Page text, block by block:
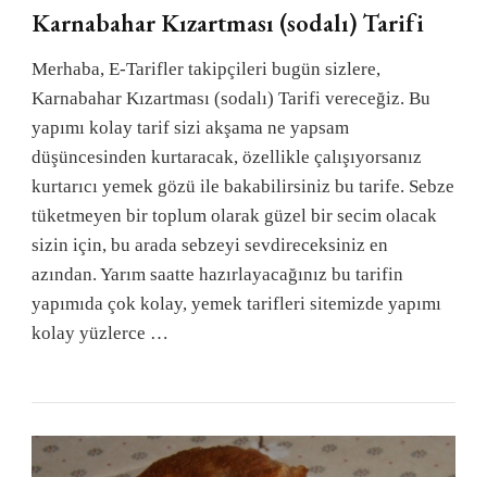
Karnabahar Kızartması (sodalı) Tarifi
Merhaba, E-Tarifler takipçileri bugün sizlere,
Karnabahar Kızartması (sodalı) Tarifi vereceğiz. Bu
yapımı kolay tarif sizi akşama ne yapsam
düşüncesinden kurtaracak, özellikle çalışıyorsanız
kurtarıcı yemek gözü ile bakabilirsiniz bu tarife. Sebze
tüketmeyen bir toplum olarak güzel bir secim olacak
sizin için, bu arada sebzeyi sevdireceksiniz en
azından. Yarım saatte hazırlayacağınız bu tarifin
yapımıda çok kolay, yemek tarifleri sitemizde yapımı
kolay yüzlerce …